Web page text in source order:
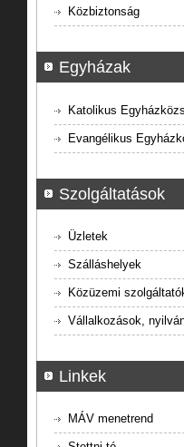
Közbiztonság
Egyházak
Katolikus
Evangélikus
Szolgáltatások
Üzletek
Szálláshelyek
Közüzemi
Vállalkozások,
Linkek
MÁV menetrend